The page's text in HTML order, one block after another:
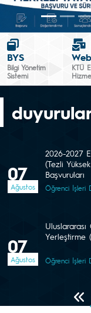
BYS
Bilgi Yönetim
Sistemi
KTÜ
07
Ağustos
2026-2027
(Tezli
Başvuruları
Öğrenci İşleri
07
Ağustos
Yerleştirme
Öğrenci İşleri